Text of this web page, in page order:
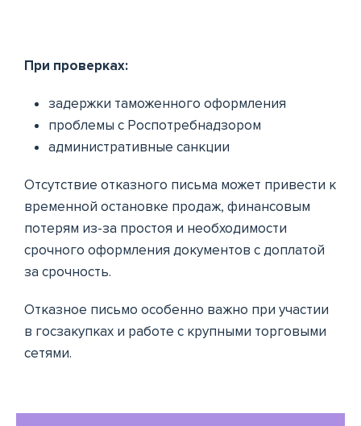
При проверках:
задержки таможенного оформления
проблемы с Роспотребнадзором
административные санкции
Отсутствие отказного письма может привести к
временной остановке продаж, финансовым
потерям из-за простоя и необходимости
срочного оформления документов с доплатой
за срочность.
Отказное письмо особенно важно при участии
в госзакупках и работе с крупными торговыми
сетями.